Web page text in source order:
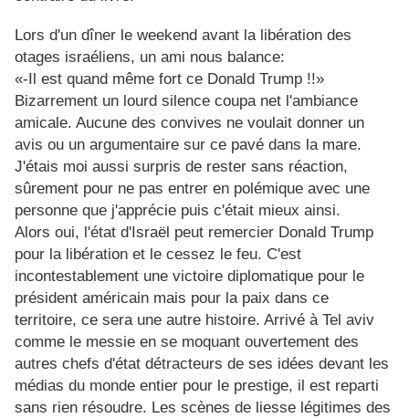
Lors d'un dîner le weekend avant la libération des
otages israéliens, un ami nous balance:
«-Il est quand même fort ce Donald Trump !!»
Bizarrement un lourd silence coupa net l'ambiance
amicale. Aucune des convives ne voulait donner un
avis ou un argumentaire sur ce pavé dans la mare.
J'étais moi aussi surpris de rester sans réaction,
sûrement pour ne pas entrer en polémique avec une
personne que j'apprécie puis c'était mieux ainsi.
Alors oui, l'état d'Israël peut remercier Donald Trump
pour la libération et le cessez le feu. C'est
incontestablement une victoire diplomatique pour le
président américain mais pour la paix dans ce
territoire, ce sera une autre histoire. Arrivé à Tel aviv
comme le messie en se moquant ouvertement des
autres chefs d'état détracteurs de ses idées devant les
médias du monde entier pour le prestige, il est reparti
sans rien résoudre. Les scènes de liesse légitimes des